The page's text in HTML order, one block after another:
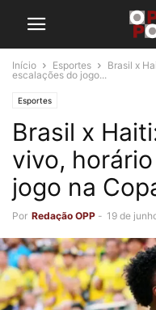
Início Esportes
Brasil x
escalações do jogo...
Esportes
Brasil x
vivo,
jogo na
Por Redação OPP - 19 de